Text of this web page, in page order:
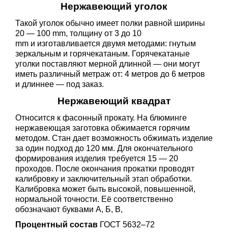
Нержавеющий уголок
Такой уголок обычно имеет полки равной ширины
20 — 100 mm, толщину от 3 до 10
mm и изготавливается двумя методами: гнутым
зеркальным и горячекатаным. Горячекатаные
уголки поставляют мерной длинной — они могут
иметь различный метраж от: 4 метров до 6 метров
и длиннее — под заказ.
Нержавеющий квадрат
Относится к фасонный прокату. На блюминге
нержавеющая заготовка обжимается горячим
методом. Стан дает возможность обжимать изделие
за один подход до 120 мм. Для окончательного
формирования изделия требуется 15 — 20
проходов. После окончания прокатки проводят
калибровку и заключительный этап обработки.
Калибровка может быть высокой, повышенной,
нормальной точности. Её соответственно
обозначают буквами А, Б, В,
Процентный состав ГОСТ 5632–72